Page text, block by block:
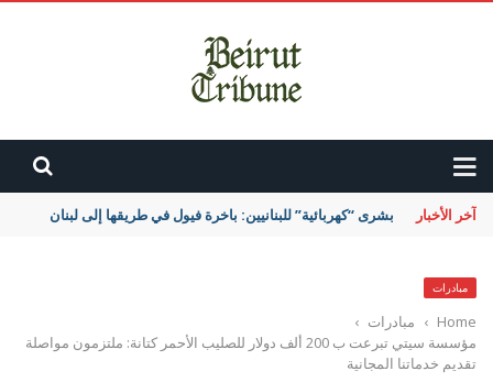
آخر الأخبار بشرى “كهربائية” للبنانيين: باخرة فيول في طريقها إلى لبنان
مبادرات
Home
› مبادرات ›
مؤسسة سيتي تبرعت ب 200 ألف دولار للصليب الأحمر كتانة: ملتزمون مواصلة
تقديم خدماتنا المجانية